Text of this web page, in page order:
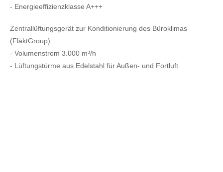
- Energieeffizienzklasse A+++
Zentrallüftungsgerät zur Konditionierung des Büroklimas
(FläktGroup):
- Volumenstrom 3.000 m³/h
- Lüftungstürme aus Edelstahl für Außen- und Fortluft